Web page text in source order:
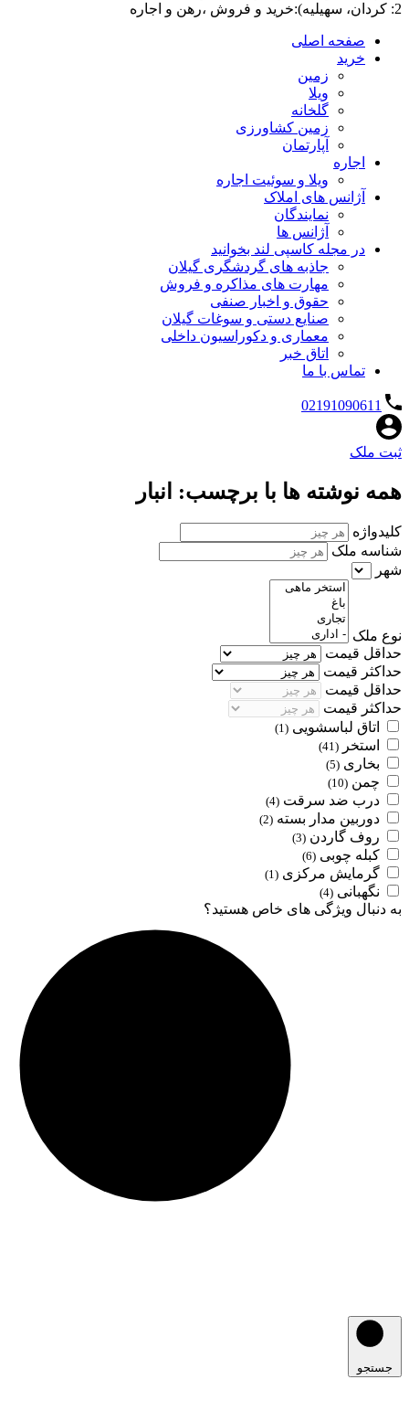
2: کردان، سهیلیه):خرید و فروش ،رهن و اجاره
صفحه اصلی
خرید
زمین
ویلا
گلخانه
زمین کشاورزی
آپارتمان
اجاره
ویلا و سوئیت اجاره
آژانس های املاک
نمایندگان
آژانس ها
در مجله کاسپی لند بخوانید
جاذبه های گردشگری گیلان
مهارت های مذاکره و فروش
حقوق و اخبار صنفی
صنایع دستی و سوغات گیلان
معماری و دکوراسیون داخلی
اتاق خبر
تماس با ما
02191090611
ثبت ملک
همه نوشته ها با برچسب: انبار
کلیدواژه
شناسه ملک
شهر
نوع ملک
حداقل قیمت
حداکثر قیمت
حداقل قیمت
حداکثر قیمت
اتاق لباسشویی (1)
استخر (41)
بخاری (5)
چمن (10)
درب ضد سرقت (4)
دوربین مدار بسته (2)
روف گاردن (3)
کبله چوبی (6)
گرمایش مرکزی (1)
نگهبانی (4)
به دنبال ویژگی های خاص هستید؟
جستجو